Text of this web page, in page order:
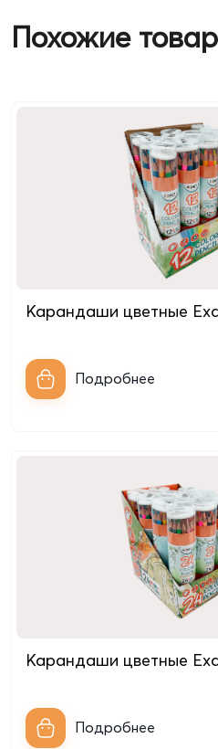
Похожие
Карандаши цветные
Подробнее
Карандаши цветные
Подробнее